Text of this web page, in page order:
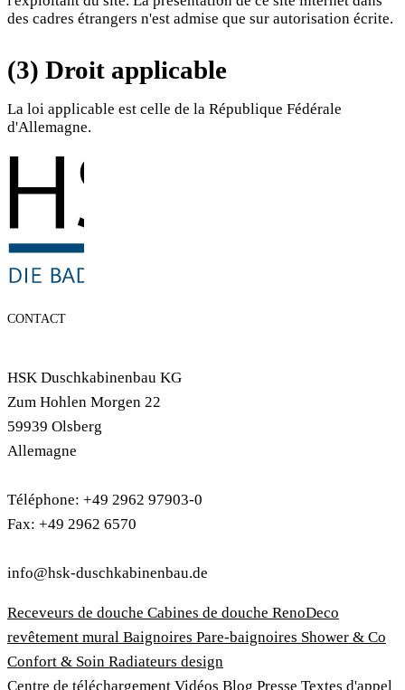
des cadres étrangers n'est admise que sur autorisation écrite.
(3) Droit applicable
La loi applicable est celle de la République Fédérale
d'Allemagne.
CONTACT
HSK Duschkabinenbau KG
Zum Hohlen Morgen 22
59939 Olsberg
Allemagne
Téléphone: +49 2962 97903-0
Fax: +49 2962 6570
info@hsk-duschkabinenbau.de
Receveurs de douche Cabines de douche RenoDeco
revêtement mural Baignoires Pare-baignoires Shower & Co
Confort & Soin Radiateurs design
Centre de téléchargement Vidéos Blog Presse Textes d'appel